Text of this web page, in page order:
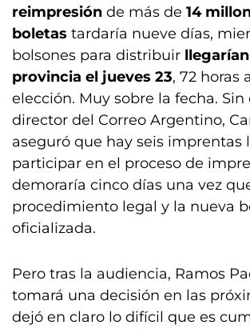
reimpresión de más de 14
boletas tardaría nueve días,
bolsones para distribuir
provincia el jueves 23, 72 horas
elección. Muy sobre la fecha. Sin
director del Correo Argentino,
aseguró que hay seis imprentas
participar en el proceso de
demoraría cinco días una vez
procedimiento legal y la nueva
oficializada.
Pero tras la audiencia, Ramos
tomará una decisión en las
dejó en claro lo difícil que es